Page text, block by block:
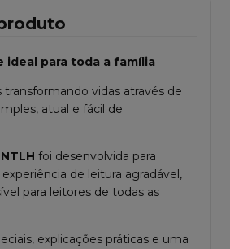
ideal para toda a família
transformando vidas através de
atual e fácil de
foi desenvolvida para
de leitura agradável,
para leitores de todas as
explicações práticas e uma